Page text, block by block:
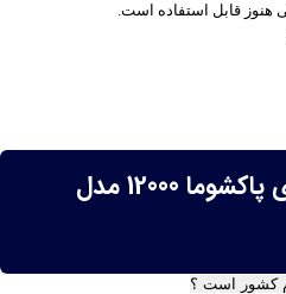
هنوز قابل استفاده است.
پرسش و پاسخ کولر گازی پاکشوما 12000 مدل